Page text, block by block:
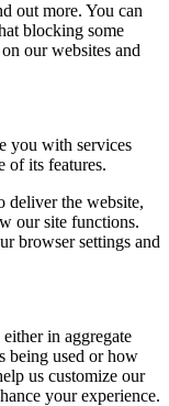
out more. You can
blocking some
our websites and
you with services
of its features.
deliver the website,
our site functions.
browser settings and
in aggregate
being used or how
us customize our
your experience.